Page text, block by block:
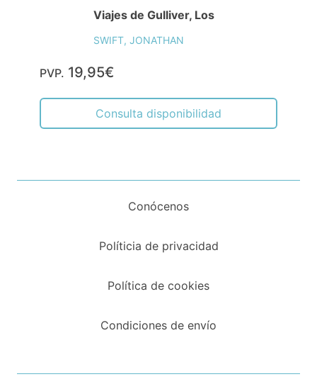
Viajes de Gulliver, Los
SWIFT, JONATHAN
PVP. 19,95€
Consulta disponibilidad
Conócenos
Políticia de privacidad
Política de cookies
Condiciones de envío